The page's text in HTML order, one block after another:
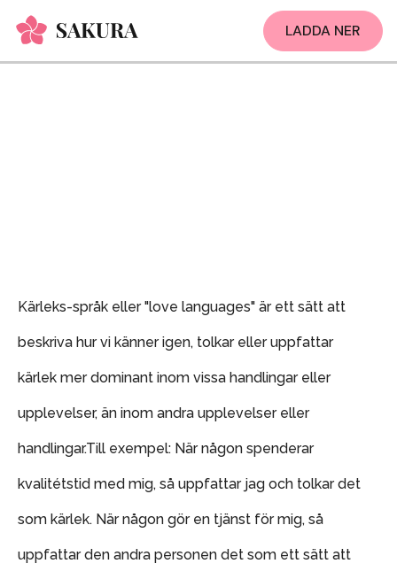
LADDA NER
Kärleks-språk eller "love languages" är ett sätt att
beskriva hur vi känner igen, tolkar eller uppfattar
kärlek mer dominant inom vissa handlingar eller
upplevelser, än inom andra upplevelser eller
handlingar.Till exempel: När någon spenderar
kvalitétstid med mig, så uppfattar jag och tolkar det
som kärlek. När någon gör en tjänst för mig, så
uppfattar den andra personen det som ett sätt att